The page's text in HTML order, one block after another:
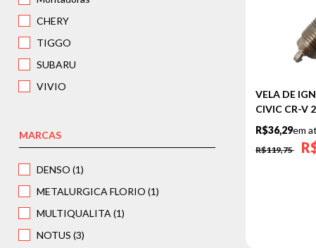
CHERY
TIGGO
SUBARU
VIVIO
SWIFT
TOYOTA
CAMRY
COROLLA
ETIOS SEDAN
HILUX
MARCAS
DENSO (1)
METALURGICA FLORIO (1)
MULTIQUALITA (1)
NOTUS (3)
VELA DE
CIVIC CR-V
R$36,29em
R$119,75